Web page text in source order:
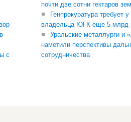
с
почти две сотни гектаров
Генпрокуратура требует
владельца ЮГК еще 5 млрд
Уральские металлурги и
наметили перспективы
сотрудничества